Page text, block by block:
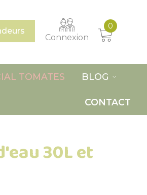
Connexion
0
TOMATES BLOG
CONTACT
30L et